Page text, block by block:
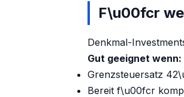
F\u00fcr
Denkmal-
Gut geeignet wenn:
Grenzsteuersatz
Bereit f\u00fcr